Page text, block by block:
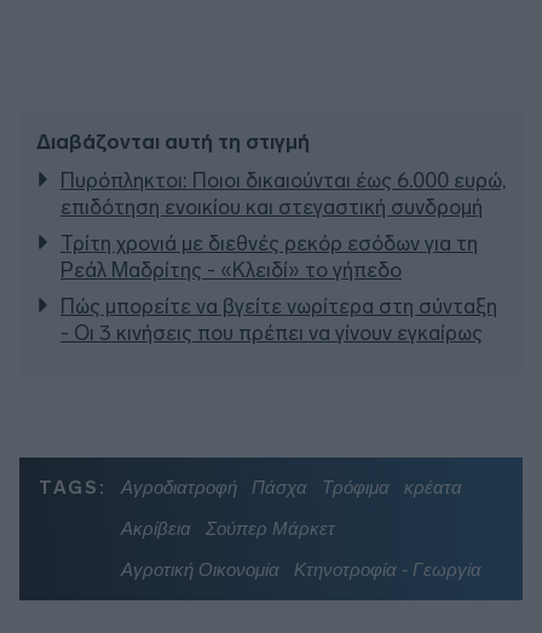
Διαβάζονται αυτή τη στιγμή
Πυρόπληκτοι: Ποιοι δικαιούνται έως 6.000 ευρώ,
επιδότηση ενοικίου και στεγαστική συνδρομή
Τρίτη χρονιά με διεθνές ρεκόρ εσόδων για τη
Ρεάλ Μαδρίτης - «Κλειδί» το γήπεδο
Πώς μπορείτε να βγείτε νωρίτερα στη σύνταξη
- Οι 3 κινήσεις που πρέπει να γίνουν εγκαίρως
TAGS: Αγροδιατροφή Πάσχα Τρόφιμα
κρέατα
Ακρίβεια
Σούπερ Μάρκετ
Αγροτική Οικονομία
Κτηνοτροφία - Γεωργία